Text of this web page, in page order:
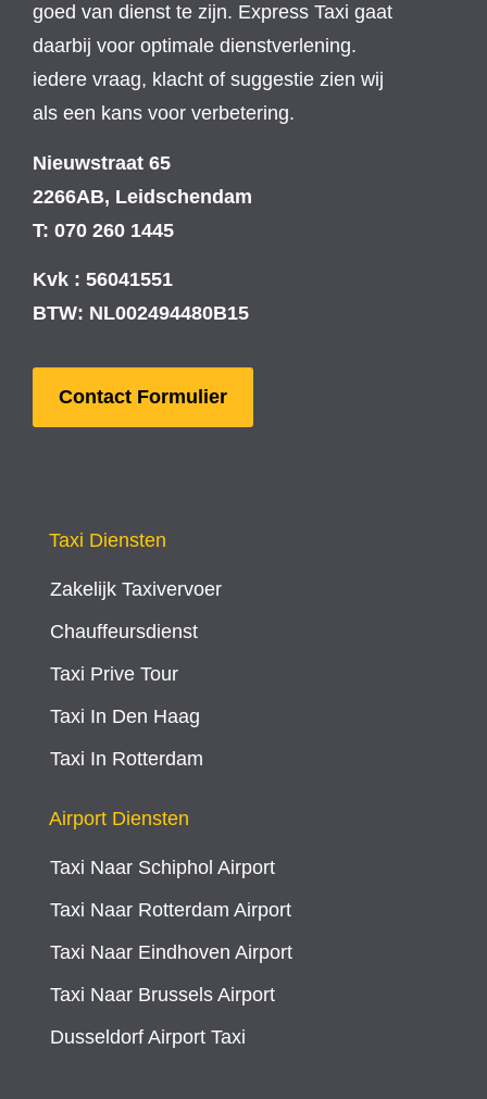
goed van dienst te zijn. Express Taxi gaat
daarbij voor optimale dienstverlening.
iedere vraag, klacht of suggestie zien wij
als een kans voor verbetering.
Nieuwstraat 65
2266AB, Leidschendam
T: 070 260 1445
Kvk : 56041551
BTW: NL002494480B15
Contact Formulier
Taxi Diensten
Zakelijk Taxivervoer
Chauffeursdienst
Taxi Prive Tour
Taxi In Den Haag
Taxi In Rotterdam
Airport Diensten
Taxi Naar Schiphol Airport
Taxi Naar Rotterdam Airport
Taxi Naar Eindhoven Airport
Taxi Naar Brussels Airport
Dusseldorf Airport Taxi